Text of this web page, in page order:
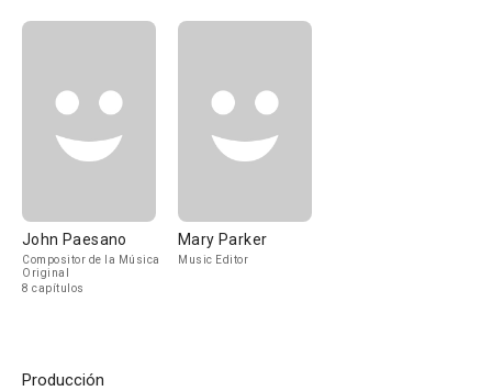
John Paesano
Compositor de la Música
Original
8 capítulos
Mary Parker
Music Editor
Producción